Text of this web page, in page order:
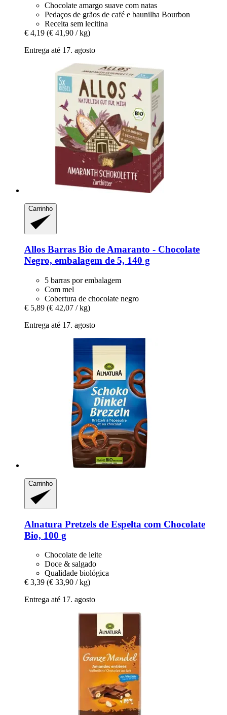
Chocolate amargo suave com natas
Pedaços de grãos de café e baunilha Bourbon
Receita sem lecitina
€ 4,19 (€ 41,90 / kg)
Entrega até 17. agosto
Carrinho
Allos Barras Bio de Amaranto -​ Chocolate
Negro, embalagem de 5, 140 g
5 barras por embalagem
Com mel
Cobertura de chocolate negro
€ 5,89 (€ 42,07 / kg)
Entrega até 17. agosto
Carrinho
Alnatura Pretzels de Espelta com Chocolate
Bio, 100 g
Chocolate de leite
Doce & salgado
Qualidade biológica
€ 3,39 (€ 33,90 / kg)
Entrega até 17. agosto